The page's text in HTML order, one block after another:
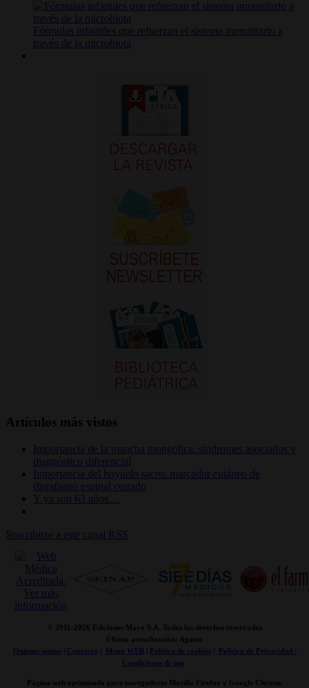
Fórmulas infantiles que refuerzan el sistema inmunitario a
través de la microbiota
Artículos más vistos
Importancia de la mancha mongólica: síndromes asociados y
diagnóstico diferencial
Importancia del hoyuelo sacro: marcador cutáneo de
disrafismo espinal cerrado
Y ya son 63 años…
Suscribirse a este canal RSS
© 2011- 2026 Ediciones Mayo S.A. Todos los derechos reservados
Última actualización: Agosto
Quienes somos| Contacto Mapa WEB| Politica de cookies|
Politica de Privacidad /
Condiciones de uso
Página web optimizada para navegadores Mozilla Firefox y Google Chrome